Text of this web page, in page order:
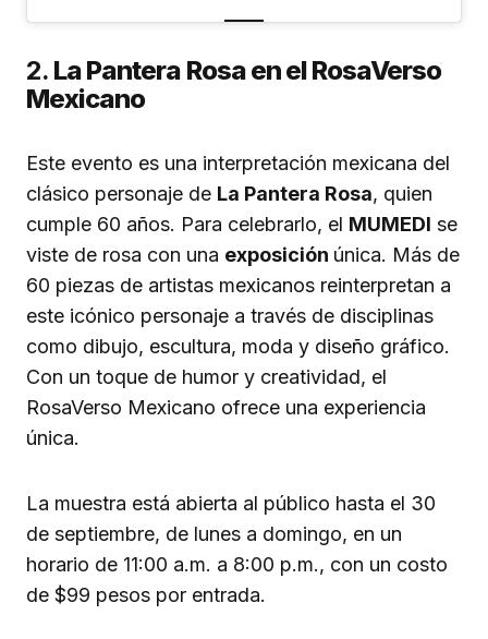
2. La Pantera Rosa en el RosaVerso
Mexicano
Este evento es una interpretación mexicana del
clásico personaje de La Pantera Rosa, quien
cumple 60 años. Para celebrarlo, el MUMEDI se
viste de rosa con una exposición única. Más de
60 piezas de artistas mexicanos reinterpretan a
este icónico personaje a través de disciplinas
como dibujo, escultura, moda y diseño gráfico.
Con un toque de humor y creatividad, el
RosaVerso Mexicano ofrece una experiencia
única.
La muestra está abierta al público hasta el 30
de septiembre, de lunes a domingo, en un
horario de 11:00 a.m. a 8:00 p.m., con un costo
de $99 pesos por entrada.